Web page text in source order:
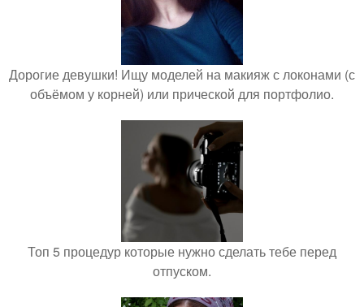
Дорогие девушки! Ищу моделей на макияж с локонами (с
объёмом у корней) или прической для портфолио.
Топ 5 процедур которые нужно сделать тебе перед
отпуском.